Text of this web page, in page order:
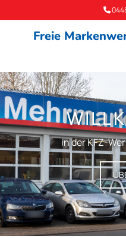

Freie
in der KFZ-